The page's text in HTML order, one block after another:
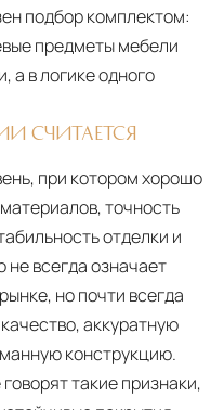
подбор комплектом:
предметы мебели
а в логике одного
СЧИТАЕТСЯ
при котором хорошо
точность
отделки и
не всегда означает
но почти всегда
аккуратную
конструкцию.
такие признаки,